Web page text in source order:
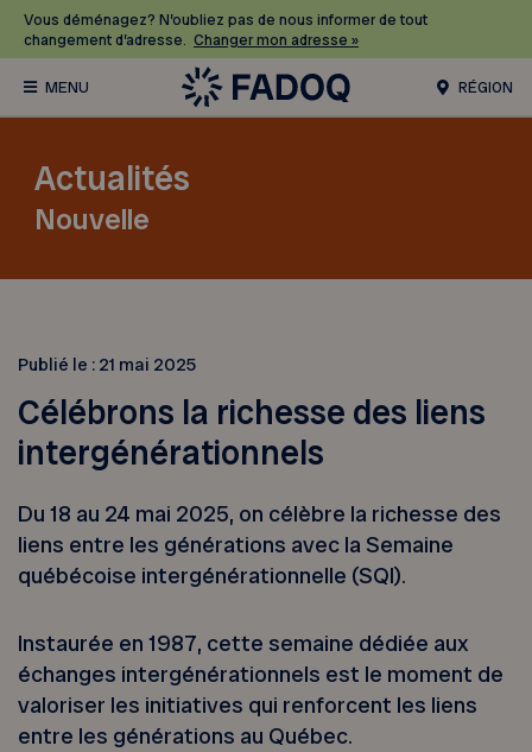
Vous déménagez? N’oubliez pas de nous informer de tout
changement d’adresse. Changer mon adresse »
RÉGION
Actualités
Nouvelle
Publié le : 21 mai 2025
Célébrons la richesse des liens
intergénérationnels
Du 18 au 24 mai 2025, on célèbre la richesse des
liens entre les générations avec la Semaine
québécoise intergénérationnelle (SQI).
Instaurée en 1987, cette semaine dédiée aux
échanges intergénérationnels est le moment de
valoriser les initiatives qui renforcent les liens
entre les générations au Québec.